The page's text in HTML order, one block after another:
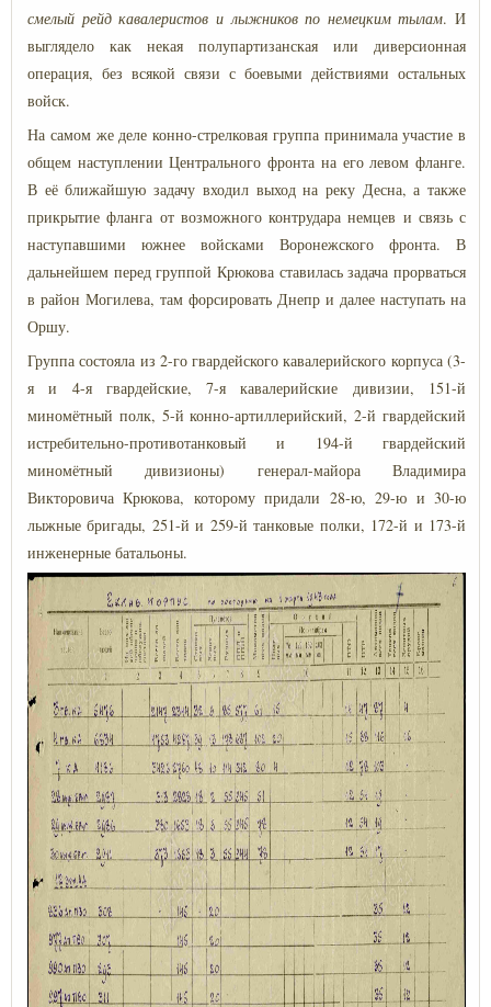
смелый рейд кавалеристов и лыжников по немецким тылам. И
выглядело как некая полупартизанская или диверсионная
операция, без всякой связи с боевыми действиями остальных
войск.
На самом же деле конно-стрелковая группа принимала участие в
общем наступлении Центрального фронта на его левом фланге.
В её ближайшую задачу входил выход на реку Десна, а также
прикрытие фланга от возможного контрудара немцев и связь с
наступавшими южнее войсками Воронежского фронта. В
дальнейшем перед группой Крюкова ставилась задача прорваться
в район Могилева, там форсировать Днепр и далее наступать на
Оршу.
Группа состояла из 2-го гвардейского кавалерийского корпуса (3-
я и 4-я гвардейские, 7-я кавалерийские дивизии, 151-й
миномётный полк, 5-й конно-артиллерийский, 2-й гвардейский
истребительно-противотанковый и 194-й гвардейский
миномётный дивизионы) генерал-майора Владимира
Викторовича Крюкова, которому придали 28-ю, 29-ю и 30-ю
лыжные бригады, 251-й и 259-й танковые полки, 172-й и 173-й
инженерные батальоны.